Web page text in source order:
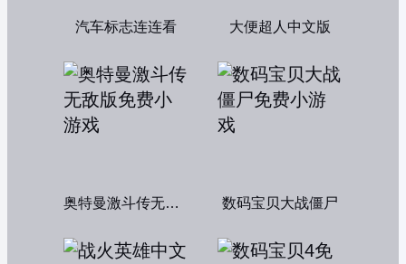
汽车标志连连看 大便超人中文版
奥特曼激斗传无敌版 数码宝贝大战僵尸